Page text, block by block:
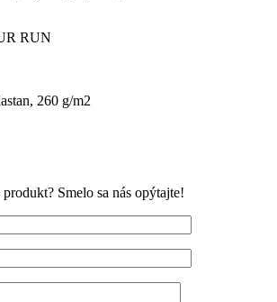
RUN
260 g/m2
Smelo sa nás opýtajte!